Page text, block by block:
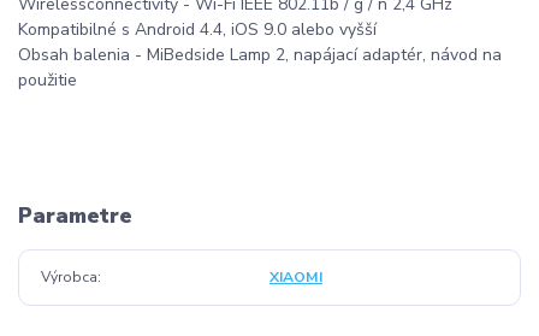
Kompatibilné s Android 4.4, iOS 9.0 alebo vyšší
Obsah balenia - MiBedside Lamp 2, napájací adaptér, návod na
použitie
Parametre
Výrobca XIAOMI